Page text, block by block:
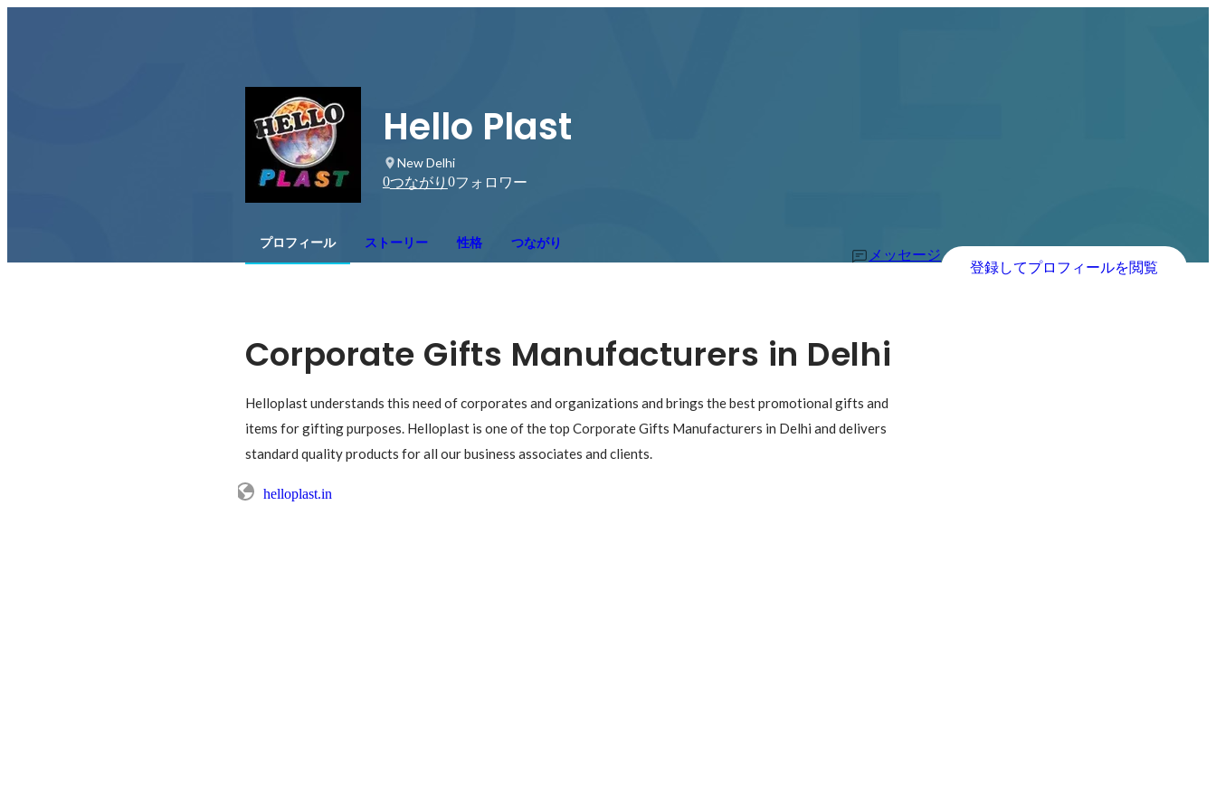
Hello Plast
New Delhi
0つながり 0フォロワー
プロフィール ストーリー 性格 つながり
メッセージ
登録してプロフィールを閲覧
Corporate Gifts Manufacturers in Delhi
Helloplast understands this need of corporates and organizations and brings the best promotional gifts and
items for gifting purposes. Helloplast is one of the top Corporate Gifts Manufacturers in Delhi and delivers
standard quality products for all our business associates and clients.
helloplast.in